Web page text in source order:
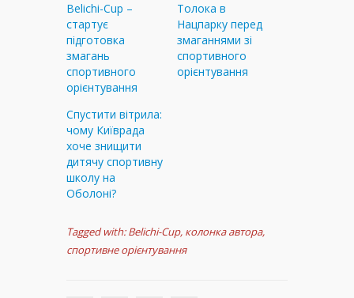
Belichi-Cup –
стартує
підготовка
змагань
спортивного
орієнтування
Толока в
Нацпарку перед
змаганнями зі
спортивного
орієнтування
Спустити вітрила:
чому Київрада
хоче знищити
дитячу спортивну
школу на
Оболоні?
Tagged with: Belichi-Cup, колонка автора,
спортивне орієнтування